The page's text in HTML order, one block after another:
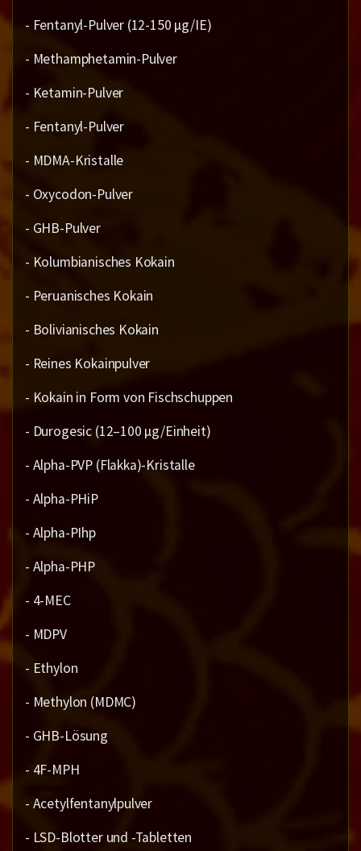
- Fentanyl-Pulver (12-150 µg/IE)
- Methamphetamin-Pulver
- Ketamin-Pulver
- Fentanyl-Pulver
- MDMA-Kristalle
- Oxycodon-Pulver
- GHB-Pulver
- Kolumbianisches Kokain
- Peruanisches Kokain
- Bolivianisches Kokain
- Reines Kokainpulver
- Kokain in Form von Fischschuppen
- Durogesic (12–100 µg/Einheit)
- Alpha-PVP (Flakka)-Kristalle
- Alpha-PHiP
- Alpha-PIhp
- Alpha-PHP
- 4-MEC
- MDPV
- Ethylon
- Methylon (MDMC)
- GHB-Lösung
- 4F-MPH
- Acetylfentanylpulver
- LSD-Blotter und -Tabletten